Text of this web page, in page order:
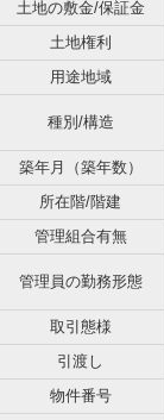
土地の敷金/保証金
土地権利
用途地域
種別/構造
築年月（築年数）
所在階/階建
管理組合有無
管理員の勤務形態
取引態様
引渡し
物件番号